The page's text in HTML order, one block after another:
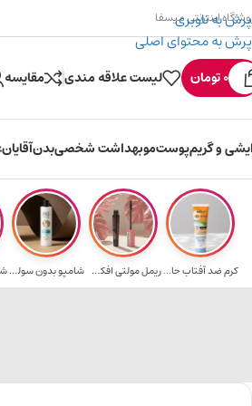
پرش به ناوبری
پرش به محتوای اصلی
۳۰۰ میسکوین (۳۰ هزار تومن) هدیه خرید اول
اینترنتی میسفا
0تومان لیست علاقه مندی مقایسه
و گریمپوستموبهداشت شخصیبدنآقایان
کرم ضد آفتاب حا... ریمل مولتی افکت... شامپو بدون سولف...